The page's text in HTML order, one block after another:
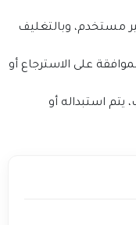
مستخدم، وبالتغليف
على الاسترجاع أو
يتم استبداله أو